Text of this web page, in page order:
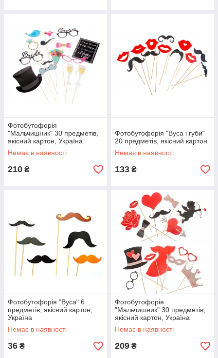
Фотобутофорія
"Мальчишник" 30 предметів,
якісний картон, Україна
Немає в наявності
210 ₴
Фотобутофорія "Вуса і губи"
20 предметів, якісний картон
Немає в наявності
133 ₴
Фотобутофорія "Вуса" 6
предметів, якісний картон,
Україна
Немає в наявності
36 ₴
Фотобутофорія
"Мальчишник" 30 предметів,
якісний картон, Україна
Немає в наявності
209 ₴